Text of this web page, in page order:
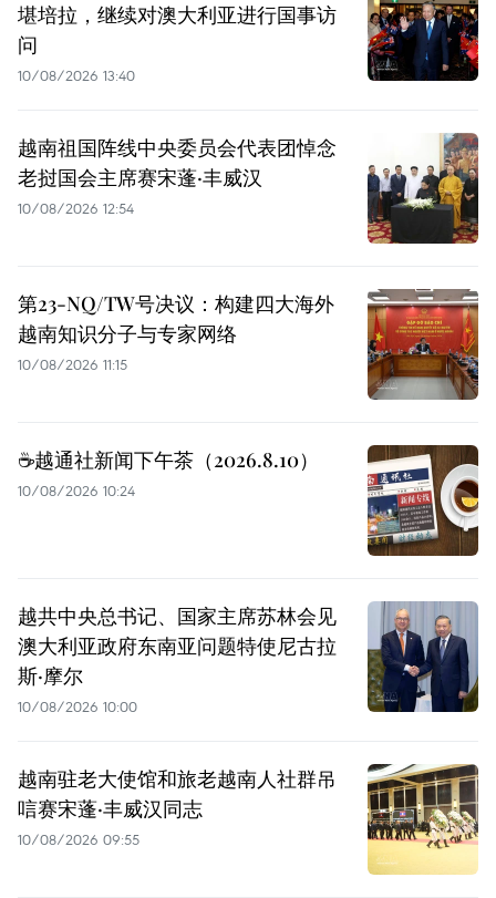
堪培拉，继续对澳大利亚进行国事访
问
10/08/2026 13:40
越南祖国阵线中央委员会代表团悼念
老挝国会主席赛宋蓬·丰威汉
10/08/2026 12:54
第23-NQ/TW号决议：构建四大海外
越南知识分子与专家网络
10/08/2026 11:15
☕️越通社新闻下午茶（2026.8.10）
10/08/2026 10:24
越共中央总书记、国家主席苏林会见
澳大利亚政府东南亚问题特使尼古拉
斯·摩尔
10/08/2026 10:00
越南驻老大使馆和旅老越南人社群吊
唁赛宋蓬·丰威汉同志
10/08/2026 09:55